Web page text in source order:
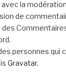
la
de
des
personnes qui
Gravatar.